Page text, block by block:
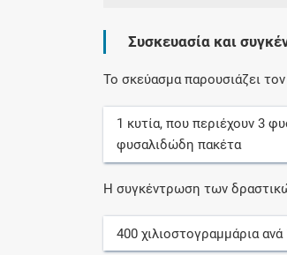
Συσκευασία και
Το σκεύασμα παρουσιάζει
1 κυτία, που περιέχουν3
φυσαλιδώδη πακέτα
Η συγκέντρωση των
400 χιλιοστογραμμάριαανά